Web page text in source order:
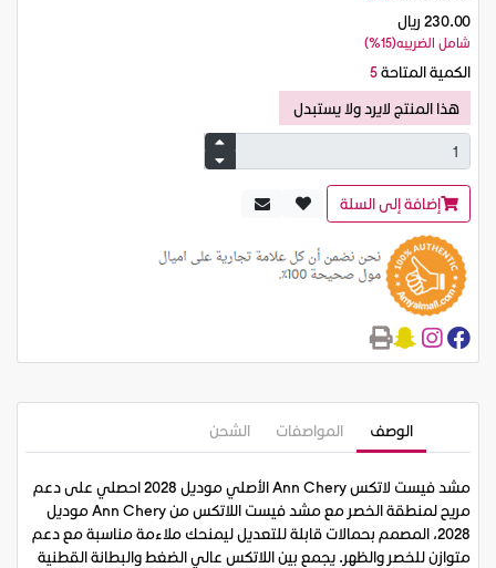
230.00 ريال
شامل الضريبه(15%)
الكمية المتاحة5
هذا المنتج لايرد ولا يستبدل
إضافة إلى السلة
الوصف المواصفات الشحن
مشد فيست لاتكس Ann Chery الأصلي موديل 2028 احصلي على دعم
مريح لمنطقة الخصر مع مشد فيست اللاتكس من Ann Chery موديل
2028، المصمم بحمالات قابلة للتعديل ليمنحك ملاءمة مناسبة مع دعم
متوازن للخصر والظهر. يجمع بين اللاتكس عالي الضغط والبطانة القطنية